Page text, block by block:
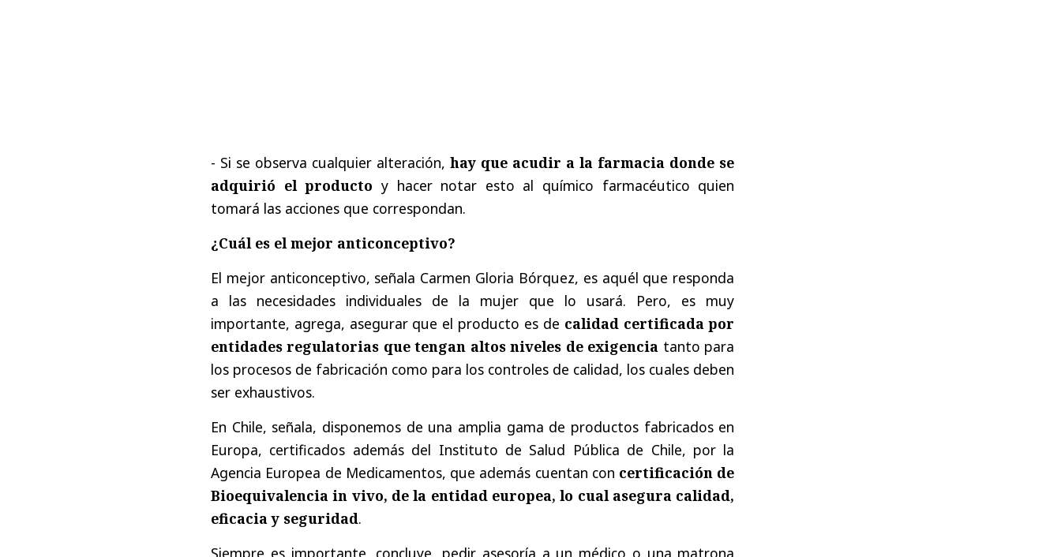
- Si se observa cualquier alteración,hay que acudir a la farmacia donde se
adquirió el producto y hacer notar esto al químico farmacéutico quien
tomará las acciones que correspondan.
¿Cuál es el mejor anticonceptivo?
El mejor anticonceptivo, señala Carmen Gloria Bórquez, es aquél que responda
a las necesidades individuales de la mujer que lo usará. Pero, es muy
importante, agrega, asegurar que el producto es de calidad certificada por
entidades regulatorias que tengan altos niveles de exigencia tanto para
los procesos de fabricación como para los controles de calidad, los cuales deben
ser exhaustivos.
En Chile, señala, disponemos de una amplia gama de productos fabricados en
Europa, certificados además del Instituto de Salud Pública de Chile, por la
Agencia Europea de Medicamentos, que además cuentan con certificación de
Bioequivalencia in vivo, de la entidad europea, lo cual asegura calidad,
eficacia y seguridad.
Siempre es importante, concluye, pedir asesoría a un médico o una matrona